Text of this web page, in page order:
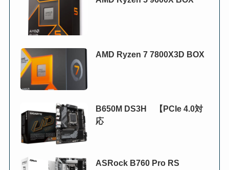
AMD Ryzen 7 7800X3D BOX
B650M DS3H 【PCIe 4.0対
応
ASRock B760 Pro RS